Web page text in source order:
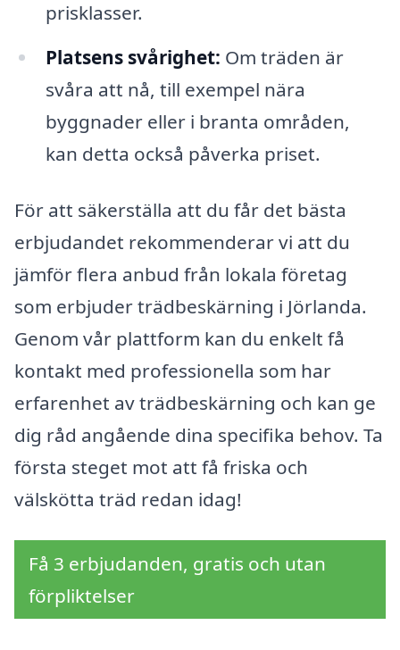
prisklasser.
Platsens svårighet: Om träden är
svåra att nå, till exempel nära
byggnader eller i branta områden,
kan detta också påverka priset.
För att säkerställa att du får det bästa
erbjudandet rekommenderar vi att du
jämför flera anbud från lokala företag
som erbjuder trädbeskärning i Jörlanda.
Genom vår plattform kan du enkelt få
kontakt med professionella som har
erfarenhet av trädbeskärning och kan ge
dig råd angående dina specifika behov. Ta
första steget mot att få friska och
välskötta träd redan idag!
Få 3 erbjudanden, gratis och utan
förpliktelser